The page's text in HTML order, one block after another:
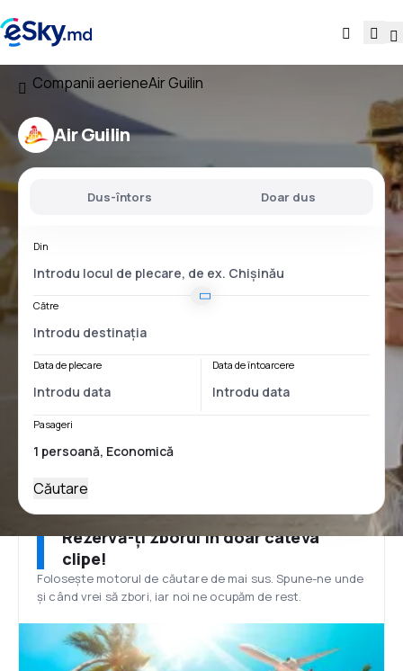
Companii aerieneAir Guilin
Air Guilin
Dus-întors Doar dus
Din
Către
Data de plecare Data de întoarcere
Pasageri
Căutare
Rezervă-ți zborul în doar câteva
clipe!
Folosește motorul de căutare de mai sus. Spune-ne unde
și când vrei să zbori, iar noi ne ocupăm de rest.